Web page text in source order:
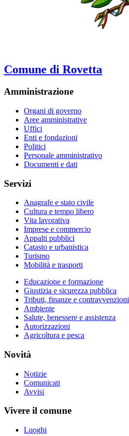
Comune di Rovetta
Amministrazione
Organi di governo
Aree amministrative
Uffici
Enti e fondazioni
Politici
Personale amministrativo
Documenti e dati
Servizi
Anagrafe e stato civile
Cultura e tempo libero
Vita lavorativa
Imprese e commercio
Appalti pubblici
Catasto e urbanistica
Turismo
Mobilità e trasporti
Educazione e formazione
Giustizia e sicurezza pubblica
Tributi, finanze e contravvenzioni
Ambiente
Salute, benessere e assistenza
Autorizzazioni
Agricoltura e pesca
Novità
Notizie
Comunicati
Avvisi
Vivere il comune
Luoghi